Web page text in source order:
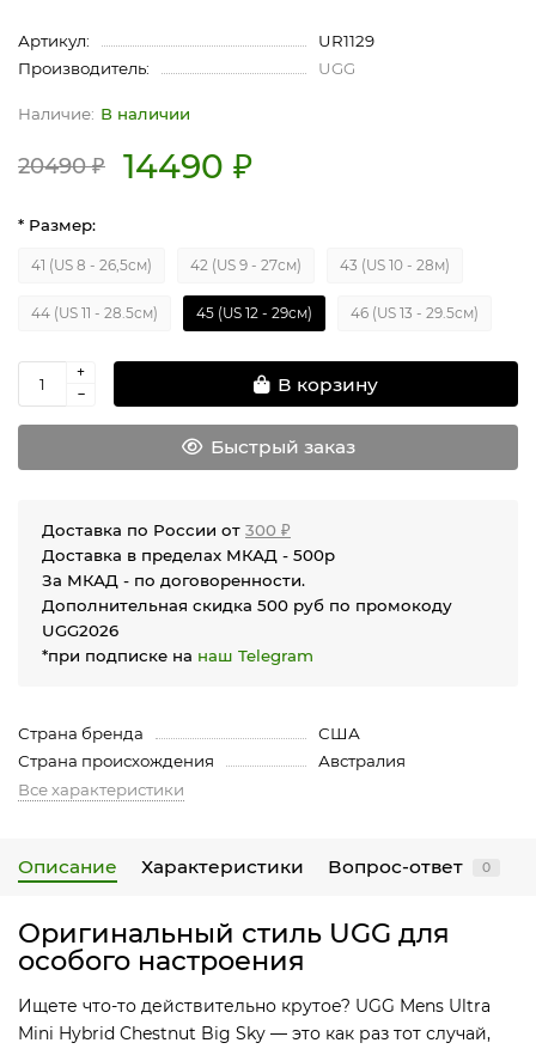
Артикул:
UR1129
Производитель:
UGG
В наличии
20490 ₽ 14490 ₽
* Размер:
41 (US 8 - 26,5см) 42 (US 9 - 27см) 43 (US 10 - 28м)
44 (US 11 - 28.5см) 45 (US 12 - 29см) 46 (US 13 - 29.5см)
В корзину
Быстрый заказ
Доставка по России от 300 ₽
Доставка в пределах МКАД - 500р
За МКАД - по договоренности.
Дополнительная скидка 500 руб по промокоду
UGG2026
*при подписке на наш Telegram
Страна бренда
США
Страна происхождения
Австралия
Все характеристики
Описание Характеристики Вопрос-ответ 0
Оригинальный стиль UGG для
особого настроения
Ищете что-то действительно крутое? UGG Mens Ultra
Mini Hybrid Chestnut Big Sky — это как раз тот случай,